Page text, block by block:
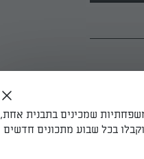
שמכינים בתבנית אחת,
בכל שבוע מתכונים חדשים